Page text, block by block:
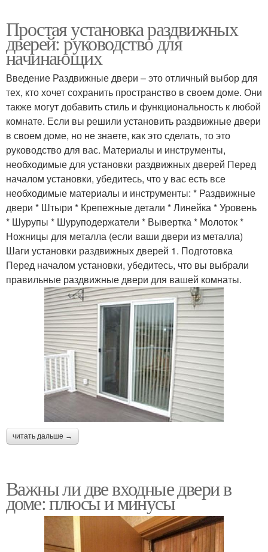
Простая установка раздвижных
дверей: руководство для
начинающих
Введение Раздвижные двери – это отличный выбор для
тех, кто хочет сохранить пространство в своем доме. Они
также могут добавить стиль и функциональность к любой
комнате. Если вы решили установить раздвижные двери
в своем доме, но не знаете, как это сделать, то это
руководство для вас. Материалы и инструменты,
необходимые для установки раздвижных дверей Перед
началом установки, убедитесь, что у вас есть все
необходимые материалы и инструменты: * Раздвижные
двери * Штыри * Крепежные детали * Линейка * Уровень
* Шурупы * Шуруподержатели * Вывертка * Молоток *
Ножницы для металла (если ваши двери из металла)
Шаги установки раздвижных дверей 1. Подготовка
Перед началом установки, убедитесь, что вы выбрали
правильные раздвижные двери для вашей комнаты.
читать дальше →
Важны ли две входные двери в
доме: плюсы и минусы